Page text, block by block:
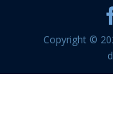
Copyright ©